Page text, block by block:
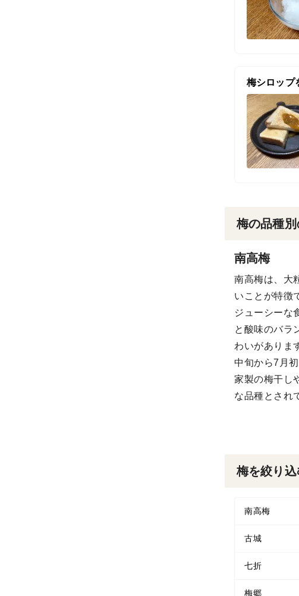
梅シロップ
梅の品種
南高梅
南高梅は、大
いことが特徴
ジューシーな
と酸味のバラ
わいがありま
中旬から7月
家製の梅干し
な品種とされ
梅を絞り込
南高梅
古城
七折
梅郷